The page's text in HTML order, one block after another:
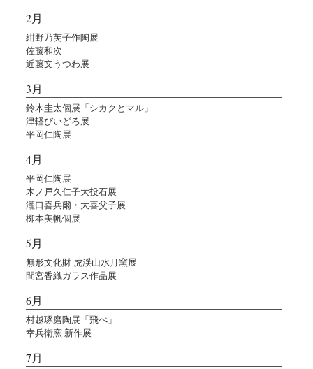
2月
紺野乃芙子作陶展
佐藤和次
近藤文うつわ展
3月
鈴木圭太個展「シカクとマル」
津軽びいどろ展
平岡仁陶展
4月
平岡仁陶展
木ノ戸久仁子大投石展
瀧口喜兵爾・大喜父子展
栁本美帆個展
5月
無形文化財 虎渓山水月窯展
間宮香織ガラス作品展
6月
村越琢磨陶展「飛べ」
幸兵衛窯 新作展
7月